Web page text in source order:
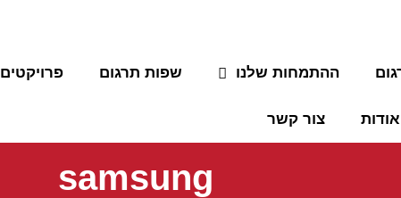
ההתמחות שלנו שפות תרגום פרויקטים
אודות צור קשר
samsung